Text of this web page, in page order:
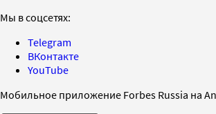
Мы в соцсетях:
Telegram
ВКонтакте
YouTube
Мобильное приложение Forbes Russia на